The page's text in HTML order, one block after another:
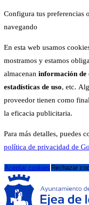
Configura tus preferencias
navegando
En esta web usamos
mostramos y estamos
almacenan información de
estadísticas de uso, etc.
proveedor tienen como
la eficacia publicitaria.
Para más detalles, puedes
política de privacidad de
Aceptar cookies Rechazar